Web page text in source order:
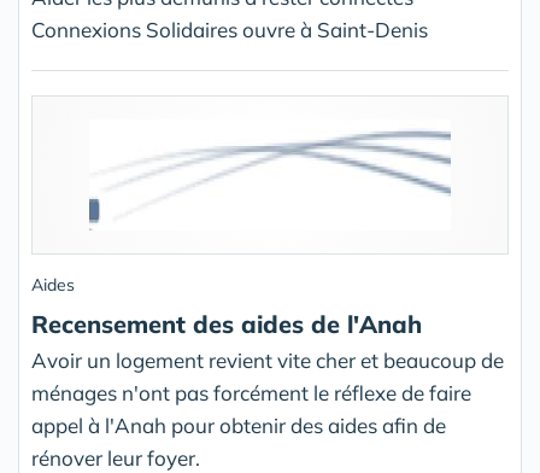
Connexions Solidaires ouvre à Saint-Denis
Aides
Recensement des aides de l'Anah
Avoir un logement revient vite cher et beaucoup de
ménages n'ont pas forcément le réflexe de faire
appel à l'Anah pour obtenir des aides afin de
rénover leur foyer.